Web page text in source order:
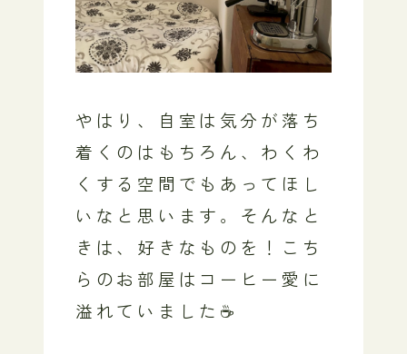
やはり、自室は気分が落ち
着くのはもちろん、わくわ
くする空間でもあってほし
いなと思います。そんなと
きは、好きなものを！こち
らのお部屋はコーヒー愛に
溢れていました☕